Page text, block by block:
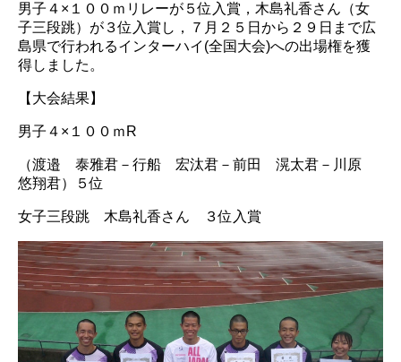
男子４×１００ｍリレーが５位入賞，木島礼香さん（女
子三段跳）が３位入賞し，７月２５日から２９日まで広
島県で行われるインターハイ(全国大会)への出場権を獲
得しました。
【大会結果】
男子４×１００ｍR
（渡邉 泰雅君－行船 宏汰君－前田 滉太君－川原
悠翔君）５位
女子三段跳 木島礼香さん ３位入賞